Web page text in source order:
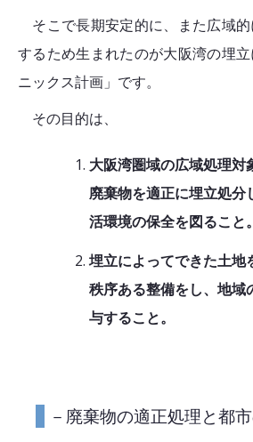
そこで長期安定的に、また広域
するため生まれたのが大阪湾の埋
ニックス計画」です。
その目的は、
大阪湾圏域の広域処理対
廃棄物を適正に埋立処分
活環境の保全を図ること。
埋立によってできた土地
秩序ある整備をし、地域
与すること。
－廃棄物の適正処理と都